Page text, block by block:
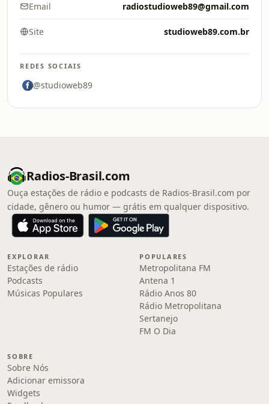
Email radiostudioweb89@gmail.com
Site studioweb89.com.br
REDES SOCIAIS
@studioweb89
Radios-Brasil.com
Ouça estações de rádio e podcasts de Radios-Brasil.com por
cidade, gênero ou humor — grátis em qualquer dispositivo.
EXPLORAR
Estações de rádio
Podcasts
Músicas Populares
POPULARES
Metropolitana FM
Antena 1
Rádio Anos 80
Rádio Metropolitana
Sertanejo
FM O Dia
SOBRE
Sobre Nós
Adicionar emissora
Widgets